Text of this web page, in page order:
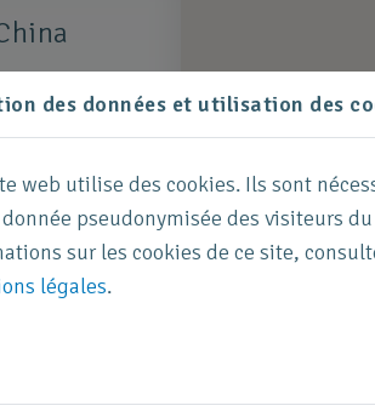
.cn
des données et utilisation des
web utilise des cookies. Ils sont
pseudonymisée des visiteurs
sur les cookies de ce site,
légales.